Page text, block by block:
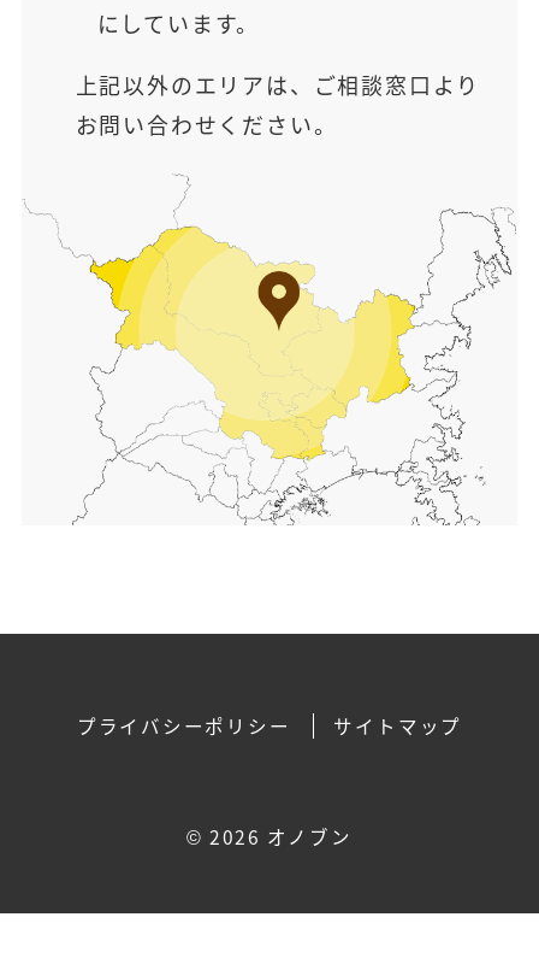
にしています。
上記以外のエリアは、ご相談窓口より
お問い合わせください。
プライバシーポリシー サイトマップ
© 2026 オノブン